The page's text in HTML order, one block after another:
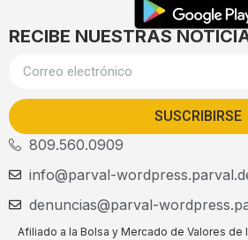
RECIBE NUESTRAS
SUSCRIBIRSE
809.560.0909
info@parval-
denuncias@parval-
Afiliado a la Bolsa y Mercado de Valores de